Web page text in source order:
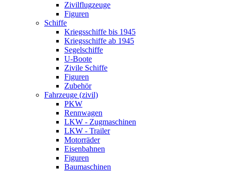
Zivilflugzeuge
Figuren
Schiffe
Kriegsschiffe bis 1945
Kriegsschiffe ab 1945
Segelschiffe
U-Boote
Zivile Schiffe
Figuren
Zubehör
Fahrzeuge (zivil)
PKW
Rennwagen
LKW - Zugmaschinen
LKW - Trailer
Motorräder
Eisenbahnen
Figuren
Baumaschinen